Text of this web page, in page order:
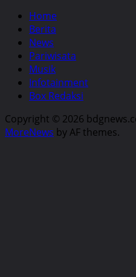
Home
Berita
News
Pariwisata
Musik
Infotainment
Box Redaksi
Copyright © 2026
MoreNews by AF themes.